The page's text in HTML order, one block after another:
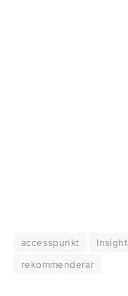
accesspunkt Insight
rekommenderar